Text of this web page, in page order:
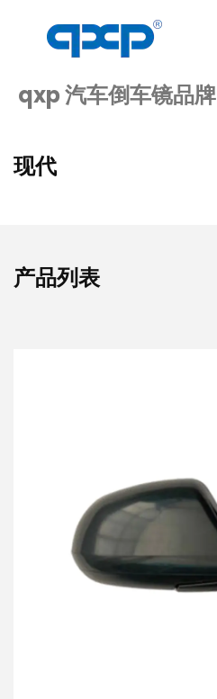
qxp 汽车倒车镜品牌
现代
产品列表